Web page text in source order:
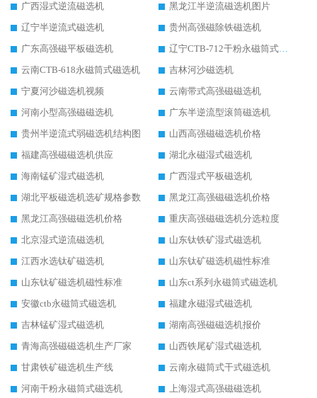
广西湿式逆流磁选机
黑龙江半逆流磁选机图片
辽宁半逆流式磁选机
贵州高强磁除铁磁选机
广东高强磁平板磁选机
辽宁CTB-712干粉永磁筒式磁选机
云南CTB-618永磁筒式磁选机
吉林河沙磁选机
宁夏河沙磁选机视频
云南带式高强磁磁选机
河南小型高强磁磁选机
广东半逆流型滚筒磁选机
贵州半逆流式弱磁选机结构图
山西高强磁磁选机价格
福建高强磁磁选机供应
湖北永磁湿式磁选机
海南锰矿湿式磁选机
广西湿式平板磁选机
湖北平板磁选机选矿规格参数
黑龙江高强磁磁选机价格
黑龙江高强磁磁选机价格
重庆高强磁磁选机分选粒度
北京湿式逆流磁选机
山东钛铁矿湿式磁选机
江西水选钛矿磁选机
山东钛矿磁选机磁性标准
山东钛矿磁选机磁性标准
山东ct系列永磁筒式磁选机
安徽ctb永磁筒式磁选机
福建永磁湿式磁选机
吉林锰矿湿式磁选机
湖南高强磁磁选机报价
青海高强磁磁选机生产厂家
山西铁尾矿湿式磁选机
甘肃铁矿磁选机生产线
云南永磁筒式干式磁选机
河南干粉永磁筒式磁选机
上海湿式高强磁磁选机